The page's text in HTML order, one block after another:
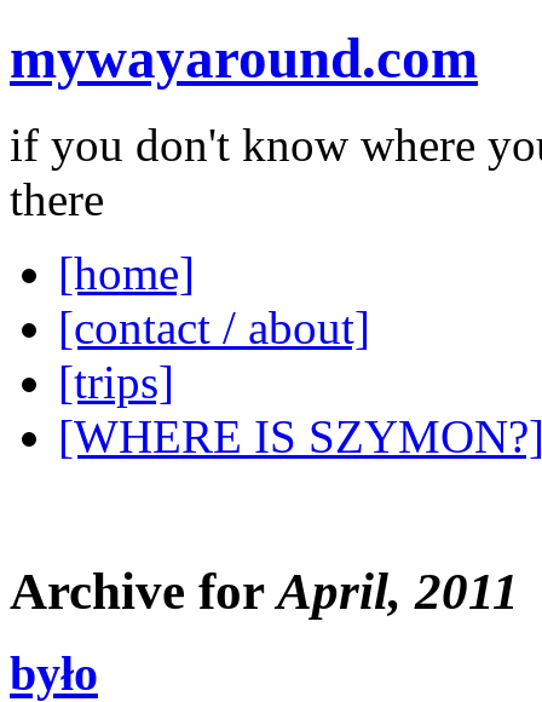
mywayaround.com
if you don't know where
there
[home]
[contact / about]
[trips]
[WHERE IS
Archive forApril, 2011
było